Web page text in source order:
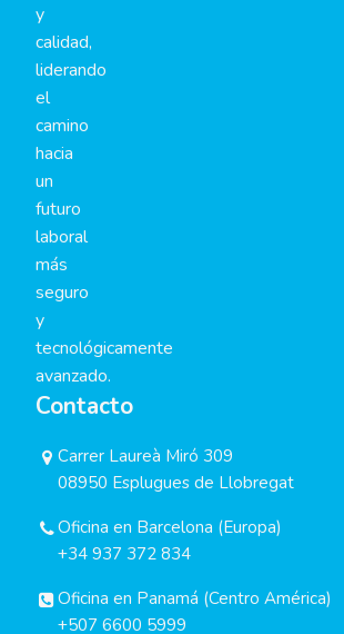
y
calidad,
liderando
el
camino
hacia
un
futuro
laboral
más
seguro
y
tecnológicamente
avanzado.
Contacto
Carrer Laureà Miró 309
08950 Esplugues de Llobregat
Oficina en Barcelona (Europa)
+34 937 372 834
Oficina en Panamá (Centro América)
+507 6600 5999